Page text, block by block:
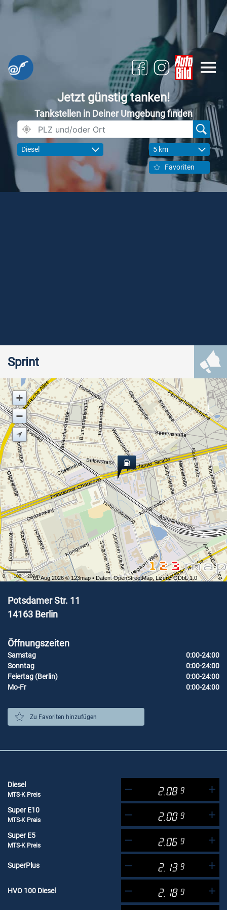
Jetzt günstig tanken!
Tankstellen in Deiner Umgebung finden
Diesel 5 km
Favoriten
Sprint
Potsdamer Straße
Potsdamer Chaussee
Argentinische Allee
Berlepschstraße
Fischerhüttenstraße
Hohentwielsteig
Karl-Hofer-Straße
Forststraße Glockenstraße
Werderstraße
Blumenthalstraße
Bülowstraße
Urselweg Beerenstraße
Busseallee
Fürstenstraße
Am Weißen Steg
Mittelstraße
Düppelstraße
Neue Straße
Anhaltinerstraße
Ahornstraße
Königstraße
Singener Weg
Oertzenweg
Idsteiner Straße
Kramstaweg Ravenweg
Gilgestraße
Holstweg
Kaunstraße
Königsweg
Hegauer Weg
Cassinohof
0 100 200 m
01 Aug 2026 © 123map • Daten:OpenStreetMap, Lizenz ODbL 1.0
Potsdamer Str. 11
14163 Berlin
Öffnungszeiten
Samstag
0:00-24:00
Sonntag
0:00-24:00
Feiertag (Berlin)
0:00-24:00
Mo-Fr
0:00-24:00
Zu Favoriten hinzufügen
Diesel
MTS-K Preis 2.08 9
Super E10
MTS-K Preis 2.00 9
Super E5
MTS-K Preis 2.06 9
SuperPlus 2.13 9
HVO 100 Diesel 2.18 9